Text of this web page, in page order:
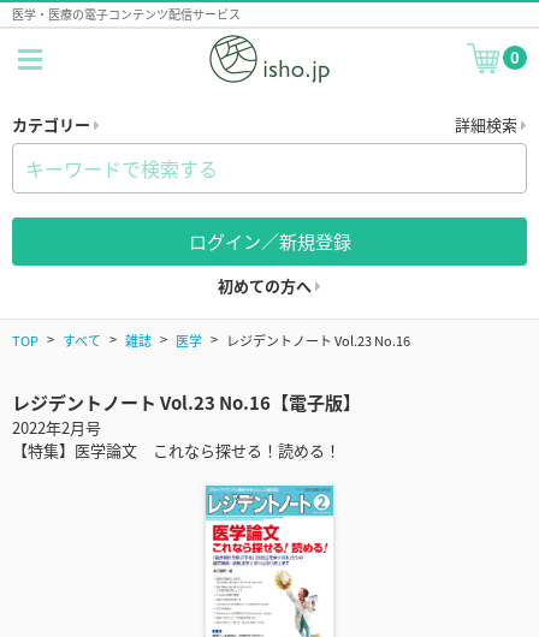
医学・医療の電子コンテンツ配信サービス
0
カテゴリー 詳細検索
ログイン／新規登録
初めての方へ
TOP すべて 雑誌 医学 レジデントノート Vol.23 No.16
レジデントノート Vol.23 No.16【電子版】
2022年2月号
【特集】医学論文 これなら探せる！読める！